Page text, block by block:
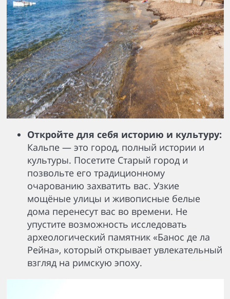
Откройте для себя историю и культуру:
Кальпе — это город, полный истории и
культуры. Посетите Старый город и
позвольте его традиционному
очарованию захватить вас. Узкие
мощёные улицы и живописные белые
дома перенесут вас во времени. Не
упустите возможность исследовать
археологический памятник «Банос де ла
Рейна», который открывает увлекательный
взгляд на римскую эпоху.